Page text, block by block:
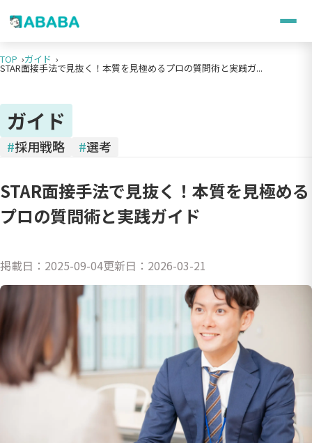
TOP ガイド
STAR面接手法で見抜く！本質を見極めるプロの質問術と実践ガ...
ガイド
#採用戦略 #選考
STAR面接手法で見抜く！本質を見極める
プロの質問術と実践ガイド
掲載日： 2025-09-04更新日： 2026-03-21